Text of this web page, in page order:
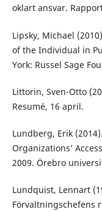
oklart ansvar.
Lipsky, Michael
of the Individual in
York: Russel Sage
Littorin, Sven-Otto
Resumé, 16 april.
Lundberg, Erik
Organizations’
2009. Örebro
Lundquist, Lennart
Förvaltningschefens